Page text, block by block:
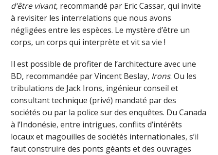
d’être vivant, recommandé par Eric Cassar, qui invite
à revisiter les interrelations que nous avons
négligées entre les espèces. Le mystère d’être un
corps, un corps qui interprète et vit sa vie !
Il est possible de profiter de l’architecture avec une
BD, recommandée par Vincent Beslay, Irons. Ou les
tribulations de Jack Irons, ingénieur conseil et
consultant technique (privé) mandaté par des
sociétés ou par la police sur des enquêtes. Du Canada
à l’Indonésie, entre intrigues, conflits d’intérêts
locaux et magouilles de sociétés internationales, s’il
faut construire des ponts géants et des ouvrages